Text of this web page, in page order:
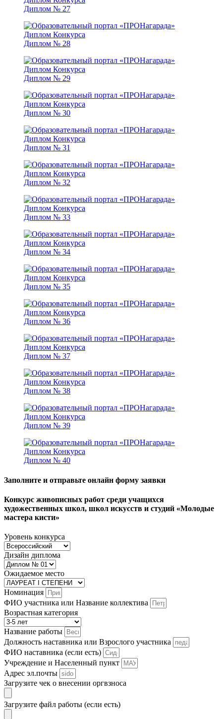
Диплом № 27
Диплом № 28
Диплом № 29
Диплом № 30
Диплом № 31
Диплом № 32
Диплом № 33
Диплом № 34
Диплом № 35
Диплом № 36
Диплом № 37
Диплом № 38
Диплом № 39
Диплом № 40
Заполните и отправьте онлайн форму заявки
Конкурс живописных работ среди учащихся
художественных школ, школ искусств и студий «Молодые
мастера кисти»
Уровень конкурса
Дизайн диплома
Ожидаемое место
Номинация
ФИО участника или Название коллектива
Возрастная категория
Название работы
Должность наставника или Взрослого участника
ФИО наставника (если есть)
Учреждение и Населенный пункт
Адрес эл.почты
Загрузите чек о внесении оргвзноса
Загрузите файл работы (если есть)